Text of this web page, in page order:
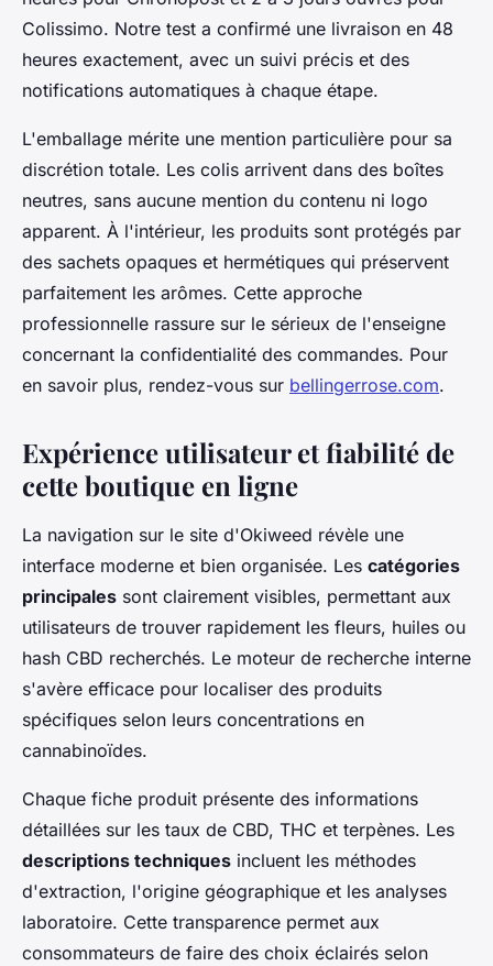
Colissimo. Notre test a confirmé une livraison en 48
heures exactement, avec un suivi précis et des
notifications automatiques à chaque étape.
L'emballage mérite une mention particulière pour sa
discrétion totale. Les colis arrivent dans des boîtes
neutres, sans aucune mention du contenu ni logo
apparent. À l'intérieur, les produits sont protégés par
des sachets opaques et hermétiques qui préservent
parfaitement les arômes. Cette approche
professionnelle rassure sur le sérieux de l'enseigne
concernant la confidentialité des commandes. Pour
en savoir plus, rendez-vous sur bellingerrose.com.
Expérience utilisateur et fiabilité de
cette boutique en ligne
La navigation sur le site d'Okiweed révèle une
interface moderne et bien organisée. Les catégories
principales sont clairement visibles, permettant aux
utilisateurs de trouver rapidement les fleurs, huiles ou
hash CBD recherchés. Le moteur de recherche interne
s'avère efficace pour localiser des produits
spécifiques selon leurs concentrations en
cannabinoïdes.
Chaque fiche produit présente des informations
détaillées sur les taux de CBD, THC et terpènes. Les
descriptions techniques incluent les méthodes
d'extraction, l'origine géographique et les analyses
laboratoire. Cette transparence permet aux
consommateurs de faire des choix éclairés selon